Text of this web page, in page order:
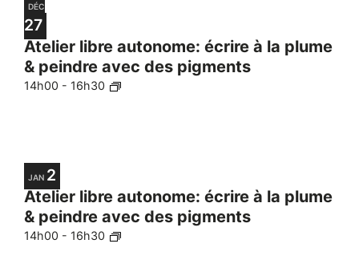
DÉC
27
Atelier libre autonome: écrire à la plume
& peindre avec des pigments
14h00 - 16h30
JAN 2
Atelier libre autonome: écrire à la plume
& peindre avec des pigments
14h00 - 16h30